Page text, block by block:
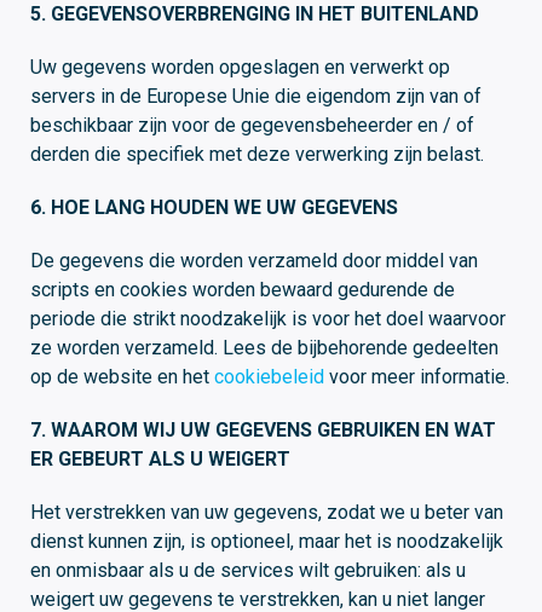
5. GEGEVENSOVERBRENGING IN HET BUITENLAND
Uw gegevens worden opgeslagen en verwerkt op
servers in de Europese Unie die eigendom zijn van of
beschikbaar zijn voor de gegevensbeheerder en / of
derden die specifiek met deze verwerking zijn belast.
6. HOE LANG HOUDEN WE UW GEGEVENS
De gegevens die worden verzameld door middel van
scripts en cookies worden bewaard gedurende de
periode die strikt noodzakelijk is voor het doel waarvoor
ze worden verzameld. Lees de bijbehorende gedeelten
op de website en het cookiebeleid voor meer informatie.
7. WAAROM WIJ UW GEGEVENS GEBRUIKEN EN WAT
ER GEBEURT ALS U WEIGERT
Het verstrekken van uw gegevens, zodat we u beter van
dienst kunnen zijn, is optioneel, maar het is noodzakelijk
en onmisbaar als u de services wilt gebruiken: als u
weigert uw gegevens te verstrekken, kan u niet langer